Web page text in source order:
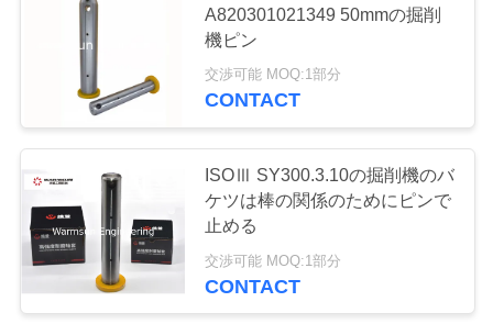
掘削機のエアコン
掘削機の下部構造の
部品
18
A820301021349 50mmの掘削
機ピン
交渉可能 MOQ:1部分
CONTACT
ISOⅢ SY300.3.10の掘削機のバ
ケツは棒の関係のためにピンで
止める
交渉可能 MOQ:1部分
CONTACT